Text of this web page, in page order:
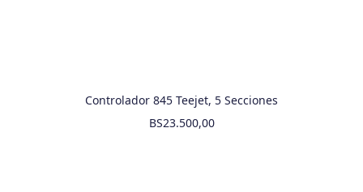
Controlador 845 Teejet, 5 Secciones
BS23.500,00